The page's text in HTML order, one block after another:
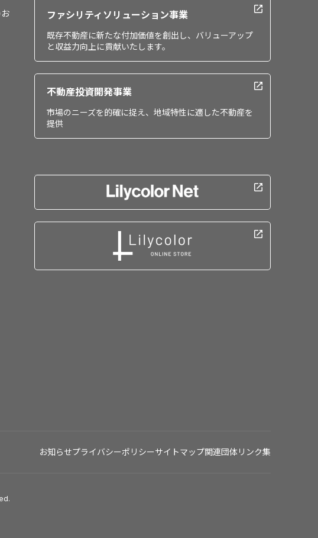
ファシリティソリューション事業
既存不動産に新たな付加価値を創出し、バリューアップ
と収益力向上に貢献いたします。
不動産投資開発事業
市場のニーズを的確に捉え、地域特性に適した不動産を
提供
お知らせプライバシーポリシーサイトマップ関連団体リンク集